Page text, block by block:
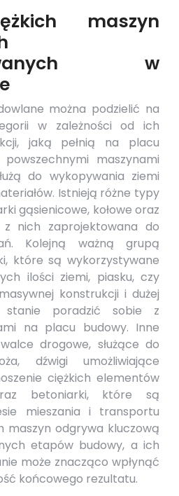
maszyn
w
można podzielić na
w zależności od ich
jaką pełnią na placu
powszechnymi maszynami
do wykopywania ziemi
Istnieją różne typy
gąsienicowe, kołowe oraz
z nich zaprojektowana do
Kolejną ważną grupą
które są wykorzystywane
ilości ziemi, piasku, czy
konstrukcji i dużej
poradzić sobie z
na placu budowy. Inne
drogowe, służące do
dźwigi umożliwiające
ciężkich elementów
betoniarki, które są
mieszania i transportu
maszyn odgrywa kluczową
etapów budowy, a ich
może znacząco wpłynąć
końcowego rezultatu.